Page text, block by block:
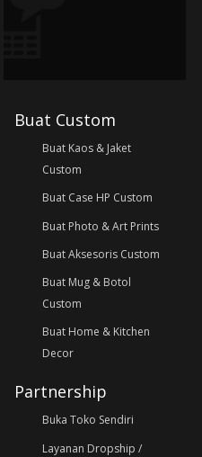
Buat Custom
Buat Kaos & Jaket
Custom
Buat Case HP Custom
Buat Photo & Art Prints
Buat Aksesoris Custom
Buat Mug & Botol
Custom
Buat Home & Kitchen
Decor
Partnership
Buka Toko Sendiri
Layanan Dropship /